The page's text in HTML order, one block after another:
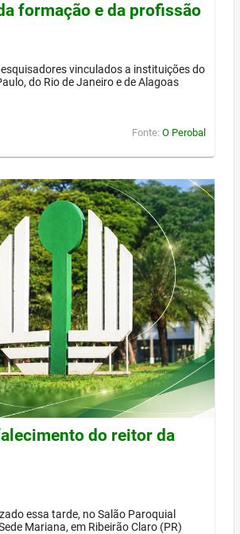
formação e da profissão
vinculados a instituições do
do Rio de Janeiro e de Alagoas
Fonte: O Perobal
do reitor da
essa tarde, no Salão Paroquial
Mariana, em Ribeirão Claro (PR)